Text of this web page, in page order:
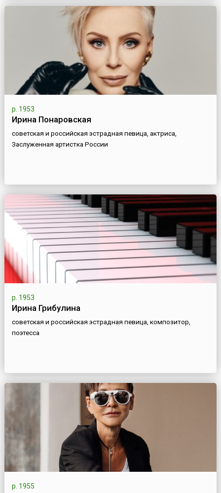
р. 1953
Ирина Понаровская
советская и российская эстрадная певица, актриса,
Заслуженная артистка России
р. 1953
Ирина Грибулина
советская и российская эстрадная певица, композитор,
поэтесса
р. 1955